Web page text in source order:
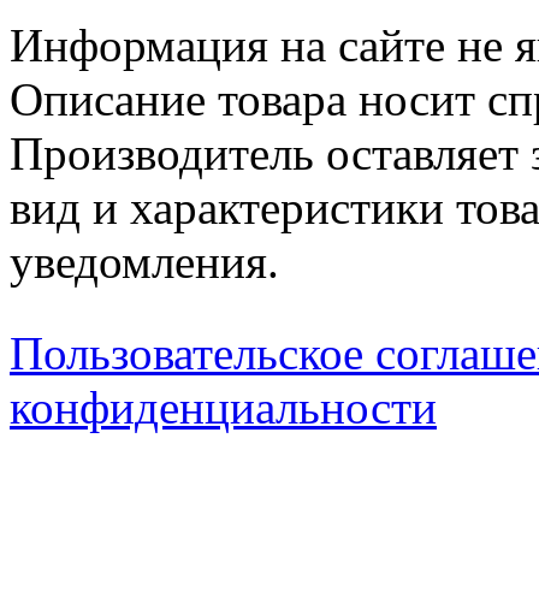
Информация на сайте не
Описание товара носит
Производитель
вид и характеристики
уведомления.
Пользовательское
конфиденциальности